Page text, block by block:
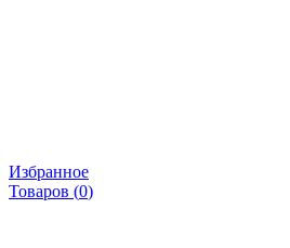
Избранное
Товаров (0)